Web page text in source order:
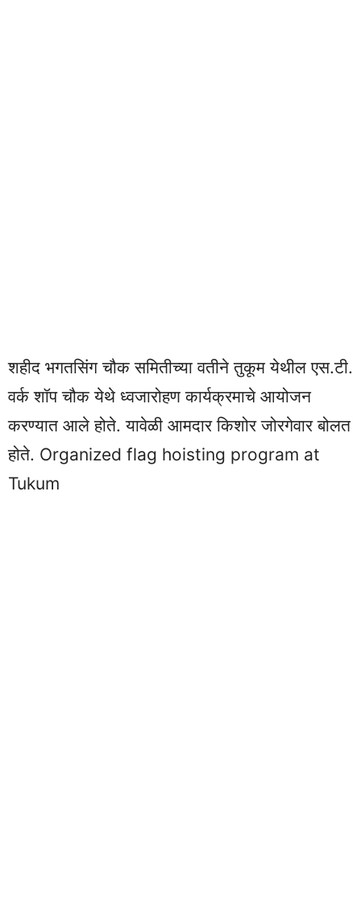
शहीद भगतसिंग चौक समितीच्या वतीने तुकूम येथील एस.टी.
वर्क शॉप चौक येथे ध्वजारोहण कार्यक्रमाचे आयोजन
करण्यात आले होते. यावेळी आमदार किशोर जोरगेवार बोलत
होते. Organized flag hoisting program at
Tukum